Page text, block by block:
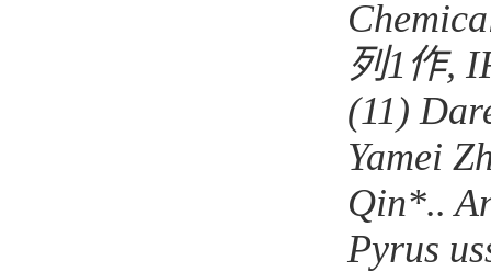
列1 作,
(11)
Yamei
Qin*..
Pyrus